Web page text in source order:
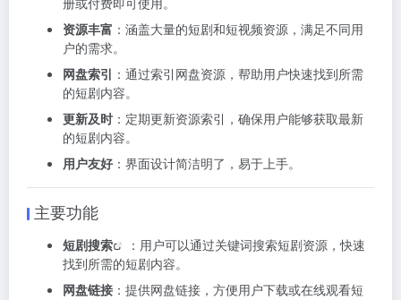
资源丰富 ：涵盖大量的短剧和短视频资源，满足不同用
户的需求。
网盘索引 ：通过索引网盘资源，帮助用户快速找到所需
的短剧内容。
更新及时 ：定期更新资源索引，确保用户能够获取最新
的短剧内容。
用户友好 ：界面设计简洁明了，易于上手。
主要功能
短剧搜索
：用户可以通过关键词搜索短剧资源，快速
找到所需的短剧内容。
网盘链接 ：提供网盘链接，方便用户下载或在线观看短